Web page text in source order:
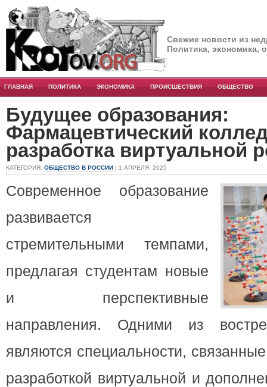
Свежие новости из
Политика, экономика,
ГЛАВНАЯ ПОЛИТИКА ЭКОНОМИКА ПРОИСШЕСТВИЯ ОБЩЕСТВО
Будущее образования:
Фармацевтический
разработка виртуальной
КАТЕГОРИЯ: ОБЩЕСТВО В РОССИИ | 1 АПРЕЛЯ, 2025
Современное образование
развивается
стремительными темпами,
предлагая студентам новые
и перспективные
направления. Одними из
являются специальности,
разработкой виртуальной и